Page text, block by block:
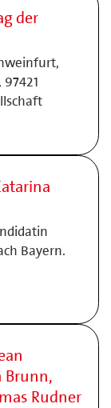
der
Bayern.
Brunn,
Rudner